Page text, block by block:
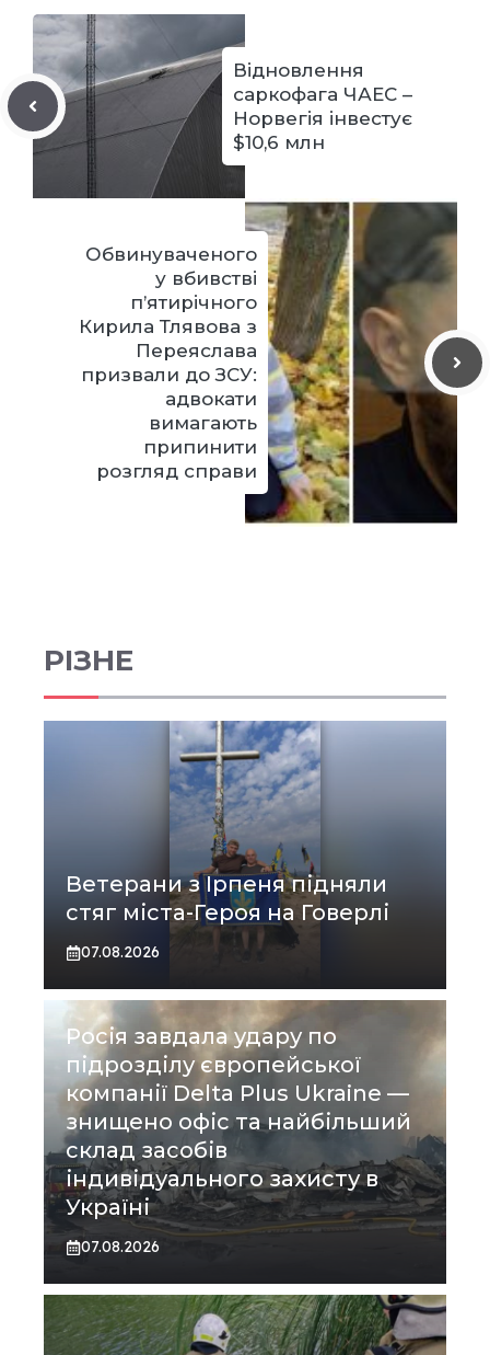
Відновлення
саркофага ЧАЕС –
Норвегія інвестує
$10,6 млн
Обвинуваченого
у вбивстві
п’ятирічного
Кирила Тлявова з
Переяслава
призвали до ЗСУ:
адвокати
вимагають
припинити
розгляд справи
РІЗНЕ
Ветерани з Ірпеня підняли
стяг міста-Героя на Говерлі
07.08.2026
Росія завдала удару по
підрозділу європейської
компанії Delta Plus Ukraine —
знищено офіс та найбільший
склад засобів
індивідуального захисту в
Україні
07.08.2026